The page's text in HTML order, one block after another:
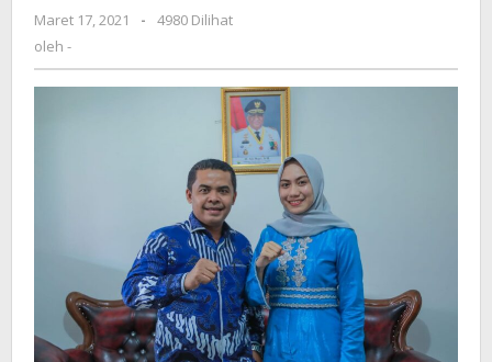
Dukung
LIDA
Indosiar
Maret 17, 2021
oleh
-
4980 Dilihat
oleh -